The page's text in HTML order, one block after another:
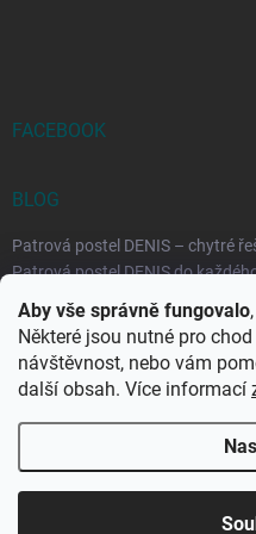
Aby vše správně fungovalo
Některé jsou nutné pro
návštěvnost, nebo vám
další obsah. Více informací
FACEBOOK
BLOG
Patrová postel DENIS – chytré
Patrová postel DENIS do
Rozkládací postele RELAX –
každodenní spaní
Rozkládací postel, která se
Copyright 2026DK-obchod.cz.